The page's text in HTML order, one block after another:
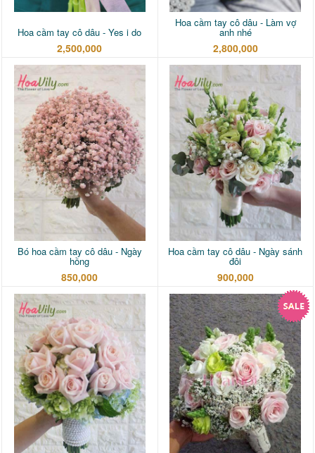
Hoa cầm tay cô dâu - Yes i do
2,500,000
Hoa cầm tay cô dâu - Làm vợ
anh nhé
2,800,000
Bó hoa cầm tay cô dâu - Ngày
hồng
850,000
Hoa cầm tay cô dâu - Ngày sánh
đôi
900,000